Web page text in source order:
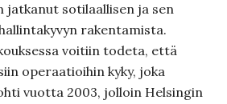
jatkanut sotilaallisen ja sen
rakentamista.
voitiin todeta, että
operaatioihin kyky, joka
vuotta 2003, jolloin Helsingin